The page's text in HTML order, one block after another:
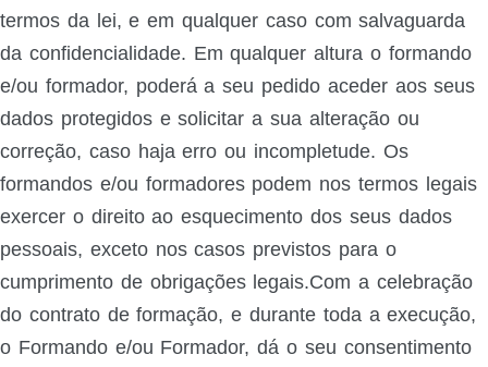
termos da lei, e em qualquer caso com salvaguarda
da confidencialidade. Em qualquer altura o formando
e/ou formador, poderá a seu pedido aceder aos seus
dados protegidos e solicitar a sua alteração ou
correção, caso haja erro ou incompletude. Os
formandos e/ou formadores podem nos termos legais
exercer o direito ao esquecimento dos seus dados
pessoais, exceto nos casos previstos para o
cumprimento de obrigações legais.Com a celebração
do contrato de formação, e durante toda a execução,
o Formando e/ou Formador, dá o seu consentimento